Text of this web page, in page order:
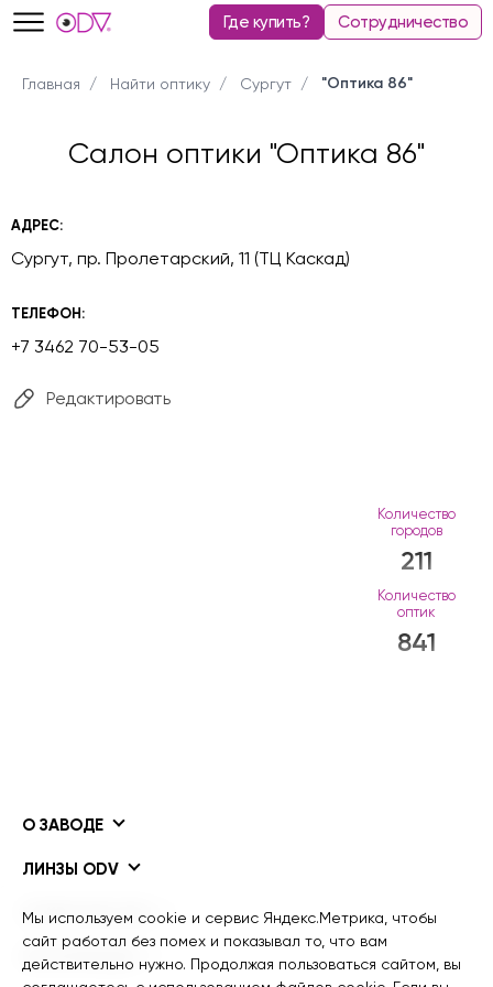
Где купить? Сотрудничество
Главная Найти оптику Сургут "Оптика 86"
Салон оптики "Оптика 86"
АДРЕС:
Сургут, пр. Пролетарский, 11 (ТЦ Каскад)
ТЕЛЕФОН:
+7 3462 70-53-05
Редактировать
Количество
городов
211
Количество
оптик
841
О ЗАВОДЕ
ЛИНЗЫ ODV
ПОКРЫТИЯ ODV
ИНФОРМАЦИЯ
Мы используем cookie и сервис Яндекс.Метрика, чтобы
сайт работал без помех и показывал то, что вам
действительно нужно. Продолжая пользоваться сайтом, вы